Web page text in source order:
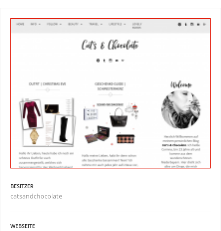
BESITZER
catsandchocolate
WEBSEITE